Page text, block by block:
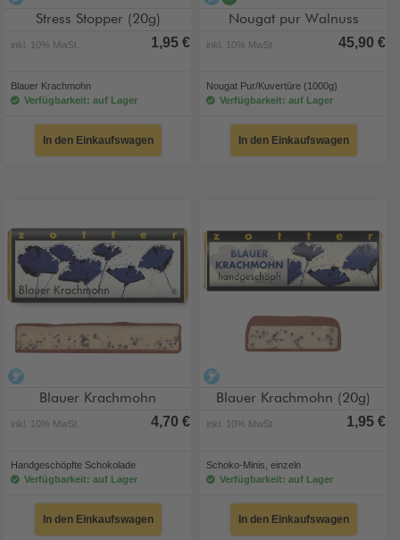
Stress Stopper (20g)
inkl. 10% MwSt. 1,95 €
Blauer Krachmohn
Verfügbarkeit: auf Lager
In den Einkaufswagen
Nougat pur Walnuss
inkl. 10% MwSt. 45,90 €
Nougat Pur/Kuvertüre (1000g)
Verfügbarkeit: auf Lager
In den Einkaufswagen
Blauer Krachmohn
inkl. 10% MwSt. 4,70 €
Handgeschöpfte Schokolade
Verfügbarkeit: auf Lager
In den Einkaufswagen
Blauer Krachmohn (20g)
inkl. 10% MwSt. 1,95 €
Schoko-Minis, einzeln
Verfügbarkeit: auf Lager
In den Einkaufswagen